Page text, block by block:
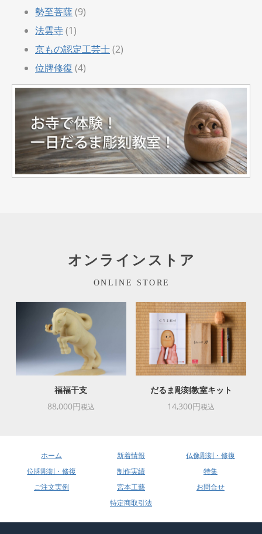
勢至菩薩(9)
法雲寺(1)
京もの認定工芸士(2)
位牌修復 (4)
オンラインストア
ONLINE STORE
福福干支
88,000円税込
だるま彫刻教室キット
14,300円税込
ホーム 新着情報
仏像彫刻・修復
位牌彫刻・修復
制作実績
特集
ご注文実例
宮本工藝
お問合せ
特定商取引法